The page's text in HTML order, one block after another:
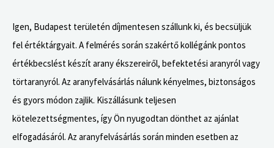
Igen, Budapest területén díjmentesen szállunk ki, és becsüljük
fel értéktárgyait. A felmérés során szakértő kollégánk pontos
értékbecslést készít arany ékszereiről, befektetési aranyról vagy
törtaranyról. Az aranyfelvásárlás nálunk kényelmes, biztonságos
és gyors módon zajlik. Kiszállásunk teljesen
kötelezettségmentes, így Ön nyugodtan dönthet az ajánlat
elfogadásáról. Az aranyfelvásárlás során minden esetben az